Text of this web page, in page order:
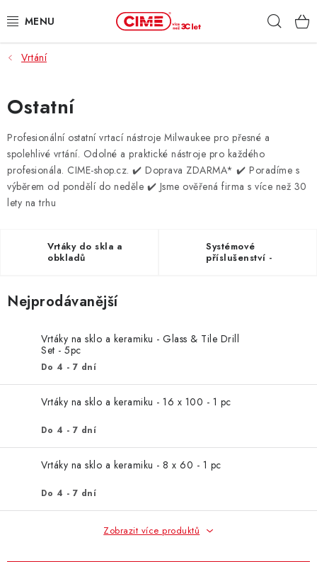
na
ZAHRADA, LES
DÍLNA, STAVBA
MILWAUKEE
ELEKTROMOBILITA
PROFI STROJE
PRODEJNY
KONTAKTY
OCHRANA OSOBNÍCH ÚDAJŮ
ODSTOUPENÍ OD SMLOUVY
DOPRAVA A PLATBA
Vrtání
Ostatní
Profesionální ostatní vrtací nástroje Milwaukee pro přesné a
spolehlivé vrtání. Odolné a praktické nástroje pro každého
profesionála. CIME-shop.cz. ✔️ Doprava ZDARMA* ✔️ Poradíme s
výběrem od pondělí do neděle ✔️ Jsme ověřená firma s více než 30
lety na trhu
Vrtáky do skla a
obkladů
Systémové
příslušenství -
Nejprodávanější
Vrtáky na sklo a keramiku - Glass & Tile Drill
Set - 5pc
Do 4 - 7 dní
Vrtáky na sklo a keramiku - 16 x 100 - 1 pc
Do 4 - 7 dní
Vrtáky na sklo a keramiku - 8 x 60 - 1 pc
Do 4 - 7 dní
Zobrazit více produktů